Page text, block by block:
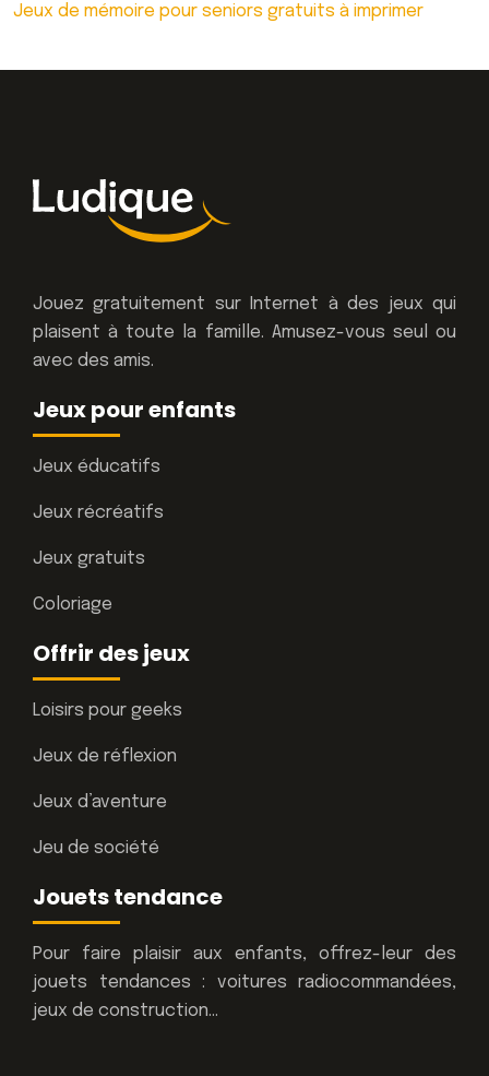
Jeux de mémoire pour seniors gratuits à imprimer
Jouez gratuitement sur Internet à des jeux qui
plaisent à toute la famille. Amusez-vous seul ou
avec des amis.
Jeux pour enfants
Jeux éducatifs
Jeux récréatifs
Jeux gratuits
Coloriage
Offrir des jeux
Loisirs pour geeks
Jeux de réflexion
Jeux d’aventure
Jeu de société
Jouets tendance
Pour faire plaisir aux enfants, offrez-leur des
jouets tendances : voitures radiocommandées,
jeux de construction…